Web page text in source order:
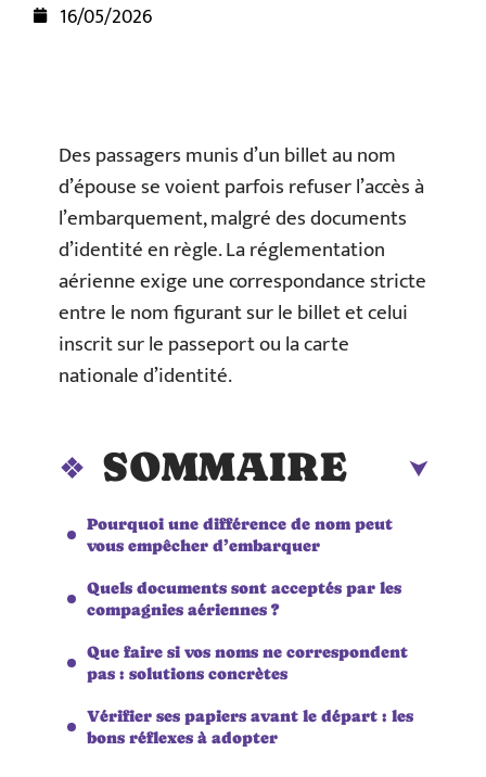
16/05/2026
Des passagers munis d’un billet au nom
d’épouse se voient parfois refuser l’accès à
l’embarquement, malgré des documents
d’identité en règle. La réglementation
aérienne exige une correspondance stricte
entre le nom figurant sur le billet et celui
inscrit sur le passeport ou la carte
nationale d’identité.
SOMMAIRE
Pourquoi une différence de nom peut
vous empêcher d’embarquer
Quels documents sont acceptés par les
compagnies aériennes ?
Que faire si vos noms ne correspondent
pas : solutions concrètes
Vérifier ses papiers avant le départ : les
bons réflexes à adopter